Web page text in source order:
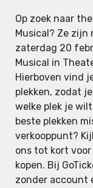
Op zoek naar
Musical? Ze zijn
zaterdag 20
Musical in
Hierboven vind
plekken, zodat
welke plek je
beste plekken
verkooppunt?
ons tot kort
kopen. Bij
zonder account